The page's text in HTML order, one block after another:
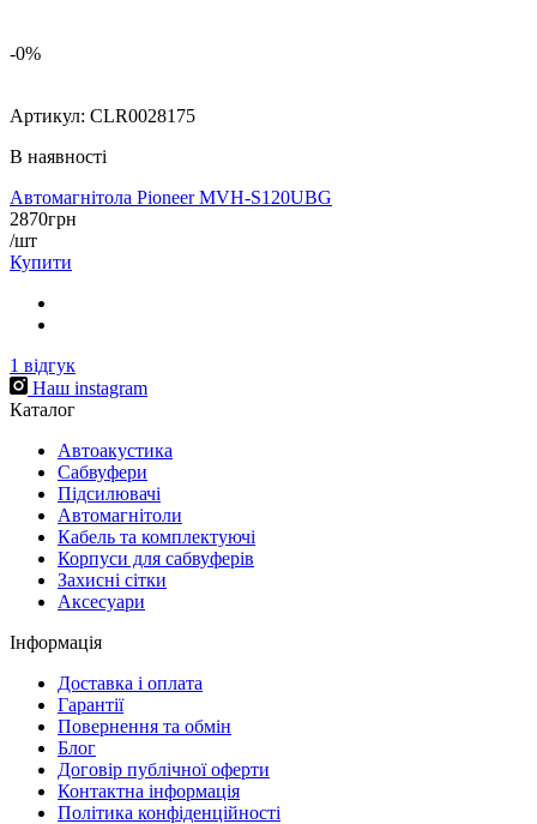
-0%
Артикул: CLR0028175
В наявності
Автомагнітола Pioneer MVH-S120UBG
2870грн
/шт
Купити
1 відгук
Наш instagram
Каталог
Автоакустика
Cабвуфери
Підсилювачі
Автомагнітоли
Кабель та комплектуючі
Корпуси для сабвуферів
Захисні сітки
Аксесуари
Інформація
Доставка і оплата
Гарантії
Повернення та обмін
Блог
Договір публічної оферти
Контактна інформація
Політика конфіденційності